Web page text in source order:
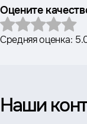
Оцените
Средняя оценка:
Наши